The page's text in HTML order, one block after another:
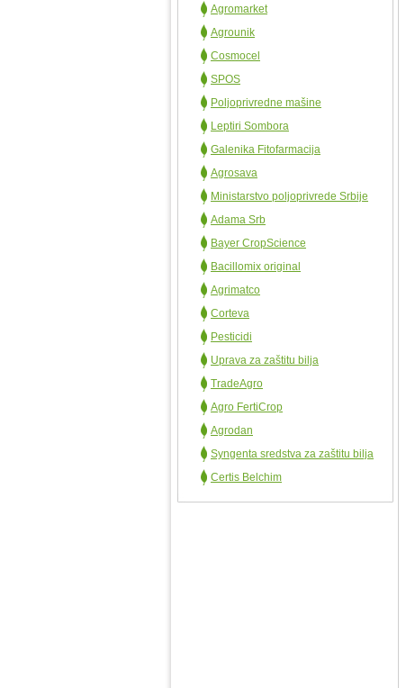
Agromarket
Agrounik
Cosmocel
SPOS
Poljoprivredne mašine
Leptiri Sombora
Galenika Fitofarmacija
Agrosava
Ministarstvo poljoprivrede Srbije
Adama Srb
Bayer CropScience
Bacillomix original
Agrimatco
Corteva
Pesticidi
Uprava za zaštitu bilja
TradeAgro
Agro FertiCrop
Agrodan
Syngenta sredstva za zaštitu bilja
Certis Belchim